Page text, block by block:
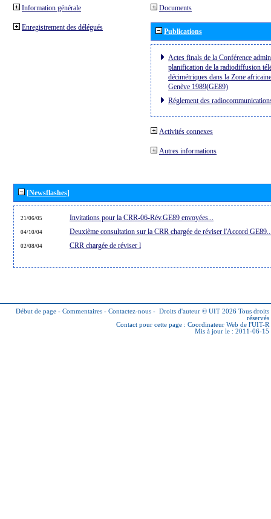
Information générale
Enregistrement des délégués
Documents
Publications
Actes finals de la Conférence
planification de la radiodiffusion
décimétriques dans la Zone
Genève 1989(GE89)
Réglement des
Activités connexes
Autres informations
[Newsflashes]
21/06/05 Invitations pour la CRR-06-Rév.GE89 envoyées...
04/10/04 Deuxième consultation sur la CRR chargée de réviser l'Accord
02/08/04 CRR chargée de réviser l
Début de page - Commentaires - Contactez-nous - Droits d'auteur © UIT 2026 Tous droits
réservés
Contact pour cette page : Coordinateur Web de l'UIT-R
Mis à jour le : 2011-06-15